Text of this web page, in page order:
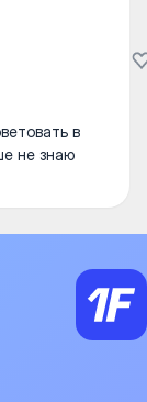
в
не знаю